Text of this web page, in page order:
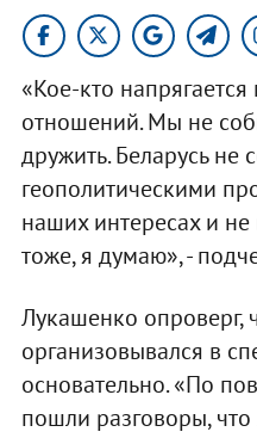
«Кое-кто
отношений. Мы не
дружить. Беларусь не
геополитическими
наших интересах и
тоже, я думаю», -
Лукашенко опроверг,
организовывался в
основательно. «По
пошли разговоры,